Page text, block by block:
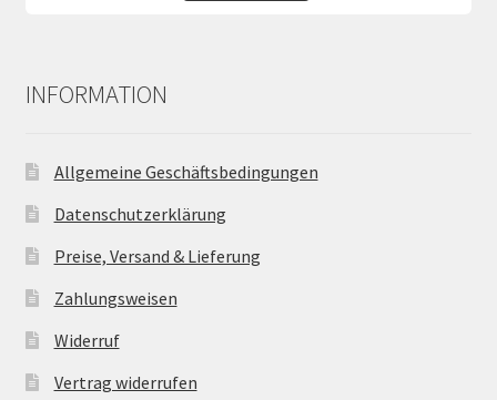
INFORMATION
Allgemeine Geschäftsbedingungen
Datenschutzerklärung
Preise, Versand & Lieferung
Zahlungsweisen
Widerruf
Vertrag widerrufen